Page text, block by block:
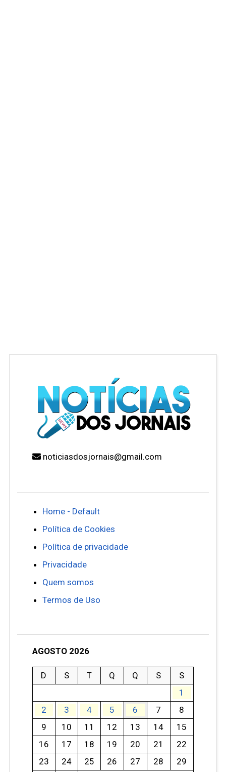
noticiasdosjornais@gmail.com
Home - Default
Política de Cookies
Política de privacidade
Privacidade
Quem somos
Termos de Uso
AGOSTO 2026
D S T Q Q S
S
1
2
3 4 5 6 7
8
9
10 11 12 13 14
15
16
17 18 19 20 21
22
23
24 25 26 27 28 29